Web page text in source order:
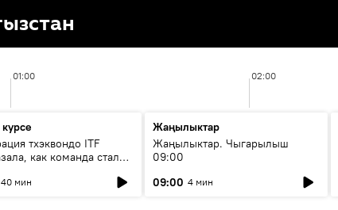
01:00 02:00
тхэквондо ITF
как команда стала
40 мин
Жаңылыктар
Жаңылыктар. Чыгарылыш
09:00
09:00 4 мин